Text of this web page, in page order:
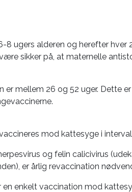
ugers alderen og herefter hver
sikker på, at maternelle
er mellem 26 og 52 uger. Dette
mod kattesyge i
og felin calicivirus
er årlig revaccination
enkelt vaccination mod